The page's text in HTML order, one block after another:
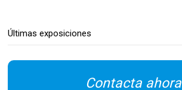
Últimas exposiciones
Contacta ahora